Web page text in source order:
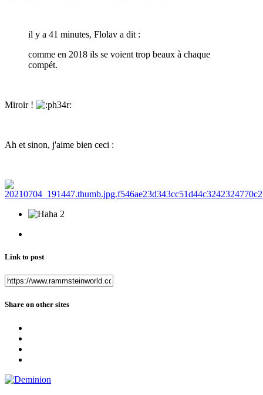
il y a 41 minutes, Flolav a dit :
comme en 2018 ils se voient trop beaux à chaque
compét.
Miroir !
Ah et sinon, j'aime bien ceci :
2
Link to post
Share on other sites